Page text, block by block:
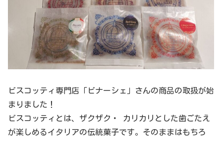
ビスコッティ専門店「ビナーシェ」さんの商品の取扱が始
まりました！
ビスコッティとは、ザクザク・ カリカリとした歯ごたえ
が楽しめるイタリアの伝統菓子です。そのままはもちろ